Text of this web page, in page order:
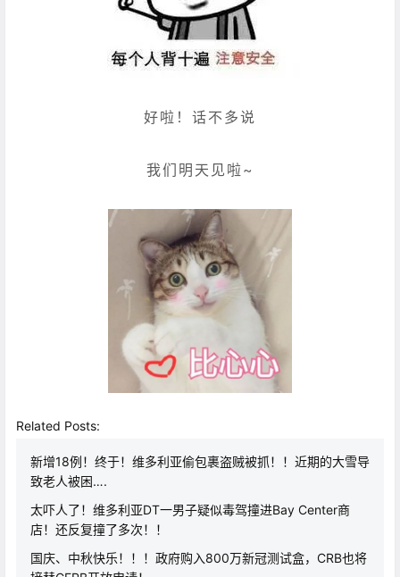
好啦！话不多说
我们明天见啦~
Related Posts:
新增18例！终于！维多利亚偷包裹盗贼被抓！！近期的大雪导
致老人被困….
太吓人了！维多利亚DT一男子疑似毒驾撞进Bay Center商
店！还反复撞了多次！！
国庆、中秋快乐！！！政府购入800万新冠测试盒，CRB也将